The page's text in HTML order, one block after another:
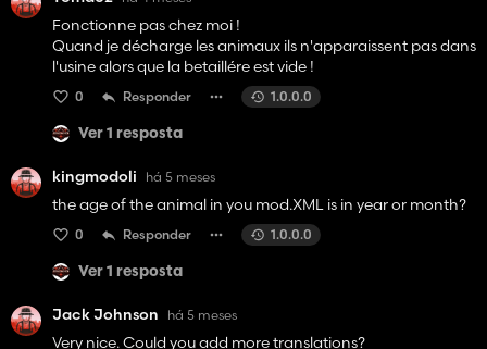
Fonctionne pas chez moi !
Quand je décharge les animaux ils n'apparaissent pas dans
l'usine alors que la betaillére est vide !
0 Responder 1.0.0.0
Ver 1 resposta
kingmodoli há 5 meses
the age of the animal in you mod.XML is in year or month?
0 Responder 1.0.0.0
Ver 1 resposta
Jack Johnson há 5 meses
Very nice. Could you add more translations?